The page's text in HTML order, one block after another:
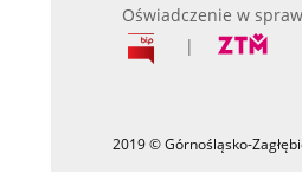
Oświadczenie w
2019 © Górnośląsko-